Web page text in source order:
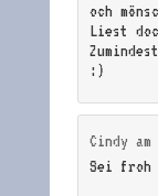
och
Liest
:)
Cindy am
Sei froh